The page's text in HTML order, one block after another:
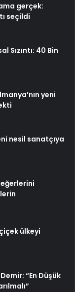
gerçek:
seçildi
Sızıntı: 40 Bin
yeni
nesil sanatçıya
ülkeyi
“En Düşük